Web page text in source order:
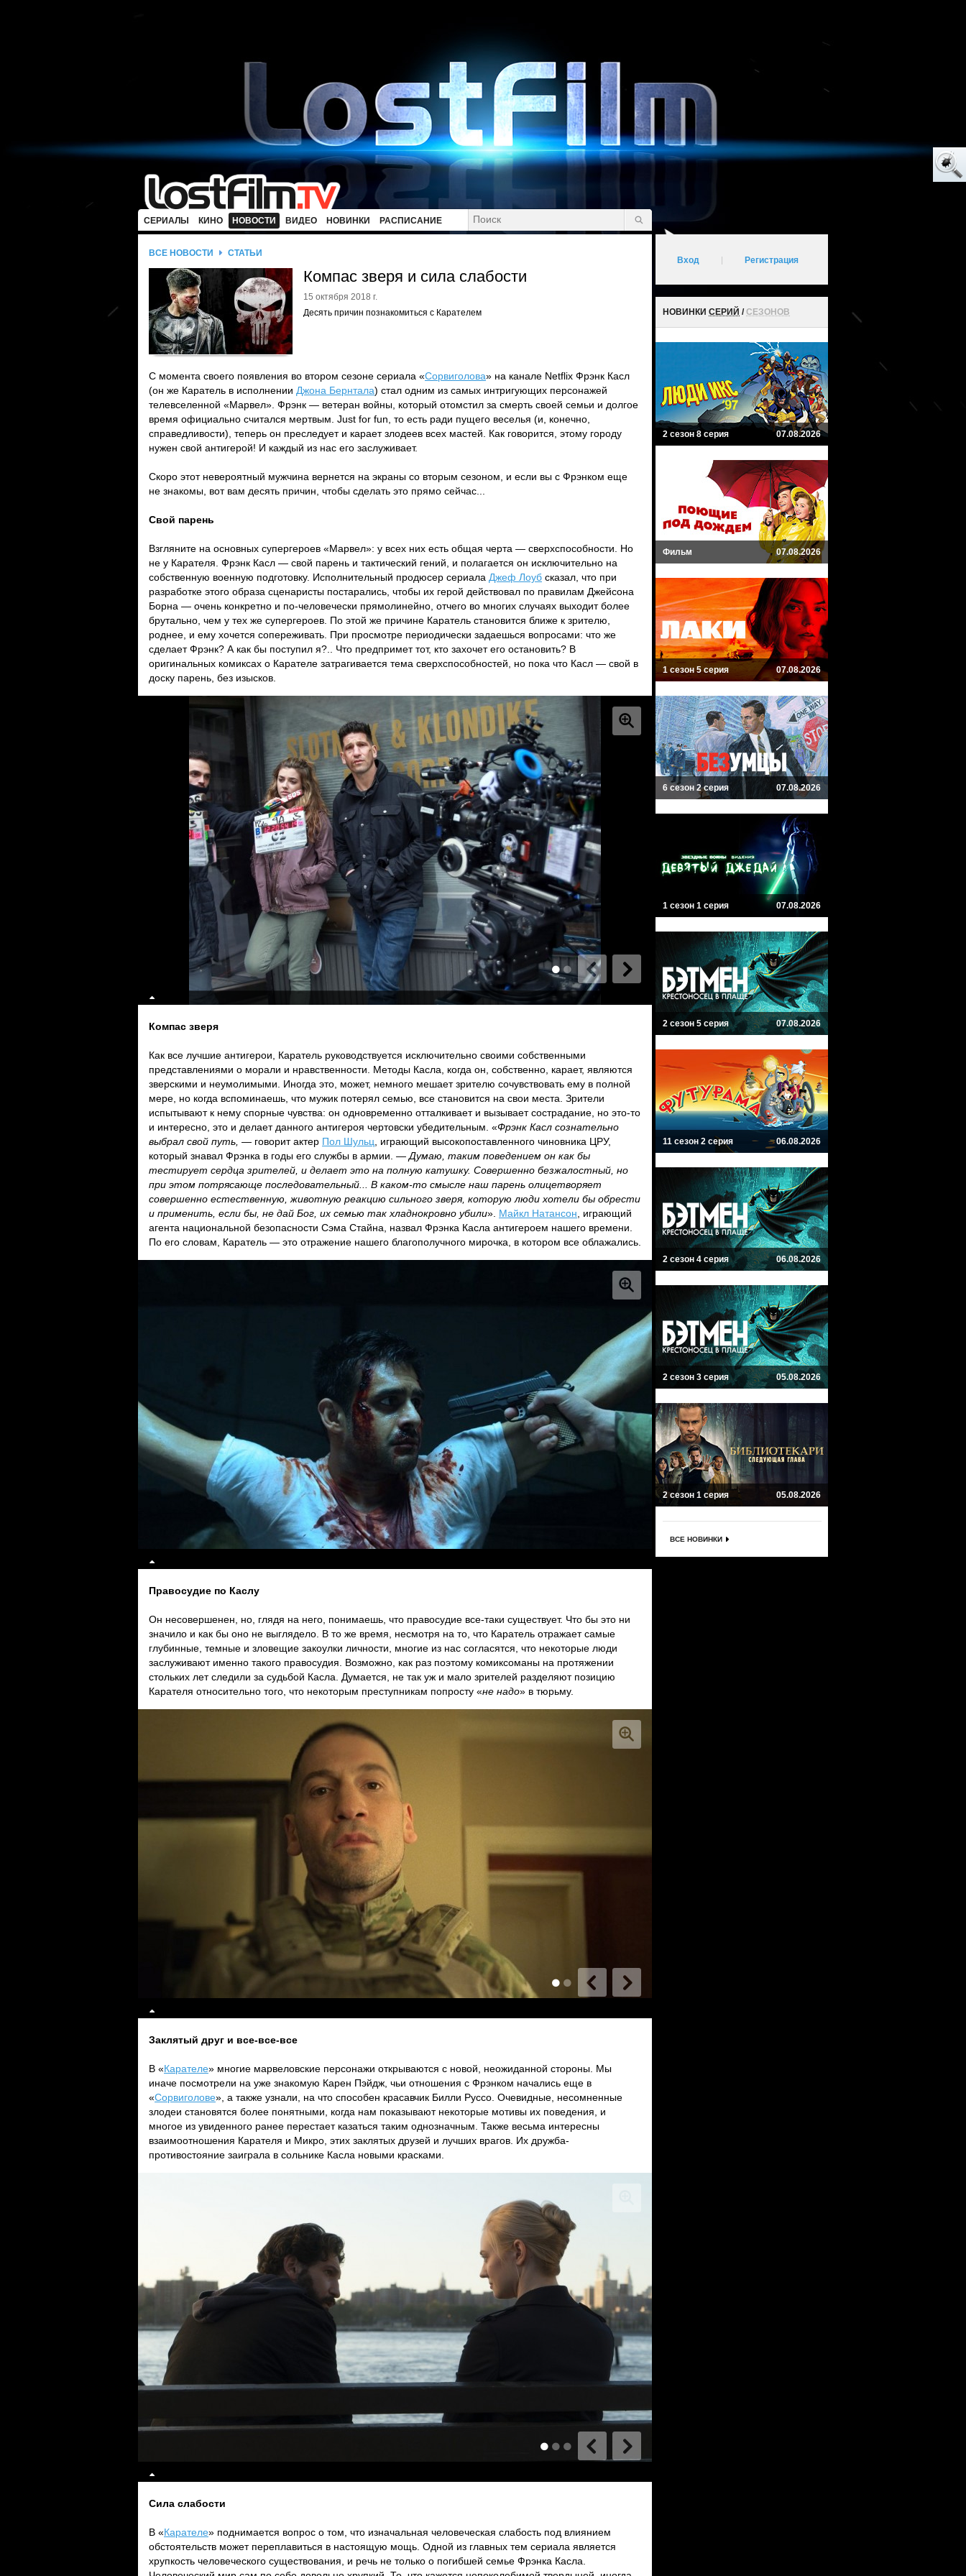
СЕРИАЛЫ КИНО НОВОСТИ ВИДЕО НОВИНКИ РАСПИСАНИЕ
ВСЕ НОВОСТИ СТАТЬИ
Компас зверя и сила слабости
15 октября 2018 г.
Десять причин познакомиться с Карателем
С момента своего появления во втором сезоне сериала «Сорвиголова» на канале Netflix Фрэнк Касл
(он же Каратель в исполнении Джона Бернтала) стал одним из самых интригующих персонажей
телевселенной «Марвел». Фрэнк — ветеран войны, который отомстил за смерть своей семьи и долгое
время официально считался мертвым. Just for fun, то есть ради пущего веселья (и, конечно,
справедливости), теперь он преследует и карает злодеев всех мастей. Как говорится, этому городу
нужен свой антигерой! И каждый из нас его заслуживает.
Скоро этот невероятный мужчина вернется на экраны со вторым сезоном, и если вы с Фрэнком еще
не знакомы, вот вам десять причин, чтобы сделать это прямо сейчас...
Свой парень
Взгляните на основных супергероев «Марвел»: у всех них есть общая черта — сверхспособности. Но
не у Карателя. Фрэнк Касл — свой парень и тактический гений, и полагается он исключительно на
собственную военную подготовку. Исполнительный продюсер сериала Джеф Лоуб сказал, что при
разработке этого образа сценаристы постарались, чтобы их герой действовал по правилам Джейсона
Борна — очень конкретно и по-человечески прямолинейно, отчего во многих случаях выходит более
брутально, чем у тех же супергероев. По этой же причине Каратель становится ближе к зрителю,
роднее, и ему хочется сопереживать. При просмотре периодически задаешься вопросами: что же
сделает Фрэнк? А как бы поступил я?.. Что предпримет тот, кто захочет его остановить? В
оригинальных комиксах о Карателе затрагивается тема сверхспособностей, но пока что Касл — свой в
доску парень, без изысков.
Компас зверя
Как все лучшие антигерои, Каратель руководствуется исключительно своими собственными
представлениями о морали и нравственности. Методы Касла, когда он, собственно, карает, являются
зверскими и неумолимыми. Иногда это, может, немного мешает зрителю сочувствовать ему в полной
мере, но когда вспоминаешь, что мужик потерял семью, все становится на свои места. Зрители
испытывают к нему спорные чувства: он одновременно отталкивает и вызывает сострадание, но это-то
и интересно, это и делает данного антигероя чертовски убедительным. «Фрэнк Касл сознательно
выбрал свой путь, — говорит актер Пол Шульц , играющий высокопоставленного чиновника ЦРУ,
который знавал Фрэнка в годы его службы в армии. — Думаю, таким поведением он как бы
тестирует сердца зрителей, и делает это на полную катушку. Совершенно безжалостный, но
при этом потрясающе последовательный... В каком-то смысле наш парень олицетворяет
совершенно естественную, животную реакцию сильного зверя, которую люди хотели бы обрести
и применить, если бы, не дай Бог, их семью так хладнокровно убили». Майкл Натансон , играющий
агента национальной безопасности Сэма Стайна, назвал Фрэнка Касла антигероем нашего времени.
По его словам, Каратель — это отражение нашего благополучного мирочка, в котором все облажались.
Правосудие по Каслу
Он несовершенен, но, глядя на него, понимаешь, что правосудие все-таки существует. Что бы это ни
значило и как бы оно не выглядело. В то же время, несмотря на то, что Каратель отражает самые
глубинные, темные и зловещие закоулки личности, многие из нас согласятся, что некоторые люди
заслуживают именно такого правосудия. Возможно, как раз поэтому комиксоманы на протяжении
стольких лет следили за судьбой Касла. Думается, не так уж и мало зрителей разделяют позицию
Карателя относительно того, что некоторым преступникам попросту «не надо» в тюрьму.
Заклятый друг и все-все-все
В «Карателе» многие марвеловские персонажи открываются с новой, неожиданной стороны. Мы
иначе посмотрели на уже знакомую Карен Пэйдж, чьи отношения с Фрэнком начались еще в
«Сорвиголове», а также узнали, на что способен красавчик Билли Руссо. Очевидные, несомненные
злодеи становятся более понятными, когда нам показывают некоторые мотивы их поведения, и
многое из увиденного ранее перестает казаться таким однозначным. Также весьма интересны
взаимоотношения Карателя и Микро, этих заклятых друзей и лучших врагов. Их дружба-
противостояние заиграла в сольнике Касла новыми красками.
Сила слабости
В «Карателе» поднимается вопрос о том, что изначальная человеческая слабость под влиянием
обстоятельств может переплавиться в настоящую мощь. Одной из главных тем сериала является
хрупкость человеческого существования, и речь не только о погибшей семье Фрэнка Касла.
Вход Регистрация
НОВИНКИ СЕРИЙ /СЕЗОНОВ
2 сезон 8 серия 07.08.2026
Фильм 07.08.2026
1 сезон 5 серия 07.08.2026
6 сезон 2 серия 07.08.2026
1 сезон 1 серия 07.08.2026
2 сезон 5 серия 07.08.2026
11 сезон 2 серия 06.08.2026
2 сезон 4 серия 06.08.2026
2 сезон 3 серия 05.08.2026
2 сезон 1 серия 05.08.2026
ВСЕ НОВИНКИ